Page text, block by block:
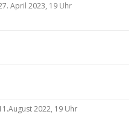
April 2023, 19 Uhr
2022, 19 Uhr